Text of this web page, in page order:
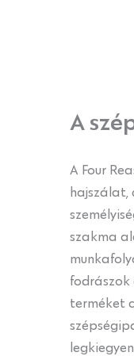
A
A Four
hajszálat,
szakma
fodrászok
terméket